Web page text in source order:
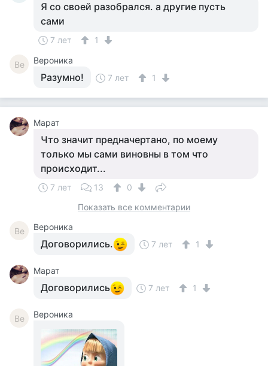
Я со своей разобрался. а другие пусть
сами
7 лет 1
Ве Вероника
Разумно! 7 лет 1
Марат
Что значит предначертано, по моему
только мы сами виновны в том что
происходит...
7 лет 13
0
Показать все комментарии
Ве Вероника
Договорились. 7 лет 1
Марат
Договорились 7 лет 1
Ве Вероника